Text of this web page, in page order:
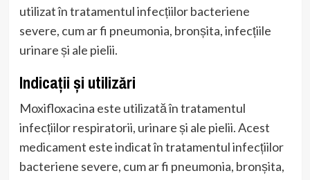
utilizat în tratamentul infecțiilor bacteriene
severe, cum ar fi pneumonia, bronșita, infecțiile
urinare și ale pielii.
Indicații și utilizări
Moxifloxacina este utilizată în tratamentul
infecțiilor respiratorii, urinare și ale pielii. Acest
medicament este indicat în tratamentul infecțiilor
bacteriene severe, cum ar fi pneumonia, bronșita,